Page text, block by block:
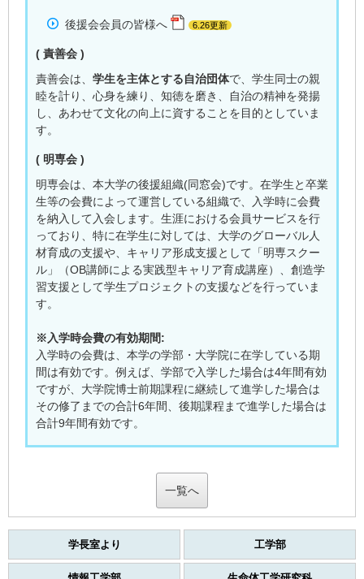
後援会会員の皆様へ 6.26更新
( 責善会 )
責善会は、 学生を主体とする自治団体で、学生同士の親
睦を計り、心身を練り、知徳を磨き、自治の精神を発揚
し、あわせて文化の向上に資することを目的としていま
す。
( 明専会 )
明専会は、本大学の後援組織(同窓会)です。在学生と卒業
生等の会費によって運営している組織で、入学時に会費
を納入して入会します。生涯における会員サービスを行
っており、特に在学生に対しては、大学のグローバル人
材育成の支援や、キャリア形成支援として「明専スクー
ル」（OB講師による実践型キャリア育成講座）、創造学
習支援として学生プロジェクトの支援などを行っていま
す。
※入学時会費の有効期間:
入学時の会費は、本学の学部・大学院に在学している期
間は有効です。例えば、学部で入学した場合は4年間有効
ですが、大学院博士前期課程に継続して進学した場合は
その修了までの合計6年間、後期課程まで進学した場合は
合計9年間有効です。
一覧へ
学長室より 工学部